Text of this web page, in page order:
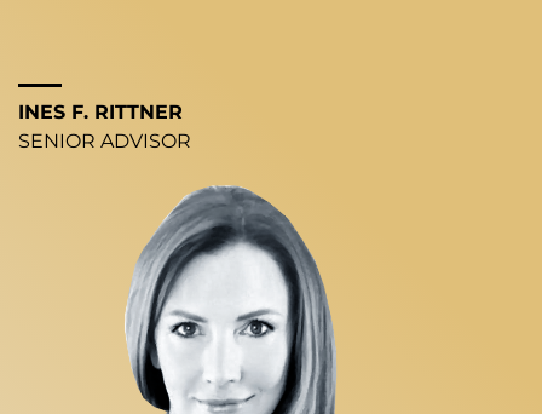
INES F. RITTNER
SENIOR ADVISOR